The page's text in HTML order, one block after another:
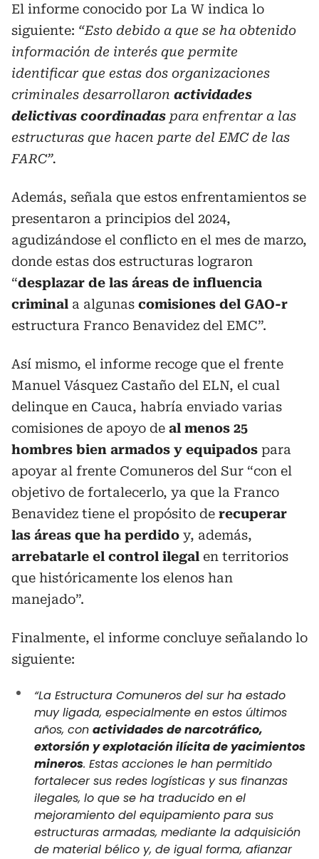
El informe conocido por La W indica lo
siguiente: “Esto debido a que se ha obtenido
información de interés que permite
identificar que estas dos organizaciones
criminales desarrollaron actividades
delictivas coordinadas para enfrentar a las
estructuras que hacen parte del EMC de las
FARC”.
Además, señala que estos enfrentamientos se
presentaron a principios del 2024,
agudizándose el conflicto en el mes de marzo,
donde estas dos estructuras lograron
“desplazar de las áreas de influencia
criminal a algunas comisiones del GAO-r
estructura Franco Benavidez del EMC”.
Así mismo, el informe recoge que el frente
Manuel Vásquez Castaño del ELN, el cual
delinque en Cauca, habría enviado varias
comisiones de apoyo de al menos 25
hombres bien armados y equipados para
apoyar al frente Comuneros del Sur “con el
objetivo de fortalecerlo, ya que la Franco
Benavidez tiene el propósito de recuperar
las áreas que ha perdido y, además,
arrebatarle el control ilegal en territorios
que históricamente los elenos han
manejado”.
Finalmente, el informe concluye señalando lo
siguiente:
“La Estructura Comuneros del sur ha estado
muy ligada, especialmente en estos últimos
años, con actividades de narcotráfico,
extorsión y explotación ilícita de yacimientos
mineros. Estas acciones le han permitido
fortalecer sus redes logísticas y sus finanzas
ilegales, lo que se ha traducido en el
mejoramiento del equipamiento para sus
estructuras armadas, mediante la adquisición
de material bélico y, de igual forma, afianzar